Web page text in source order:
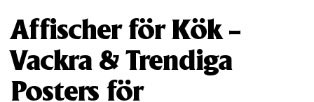
Affischer för Kök –
Vackra & Trendiga
Posters för